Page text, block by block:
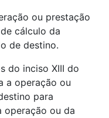
ou prestação
cálculo da
de destino.
do inciso XIII do
a operação ou
para
operação ou da